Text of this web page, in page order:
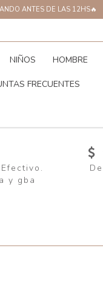
ANTES DE LAS 12HS🔥
NIÑOS HOMBRE
FRECUENTES
y gba